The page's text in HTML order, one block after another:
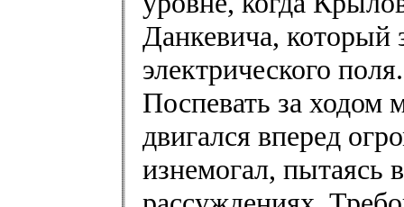
Данкевича, который
электрического
Поспевать за
двигался вперед
изнемогал, пытаясь